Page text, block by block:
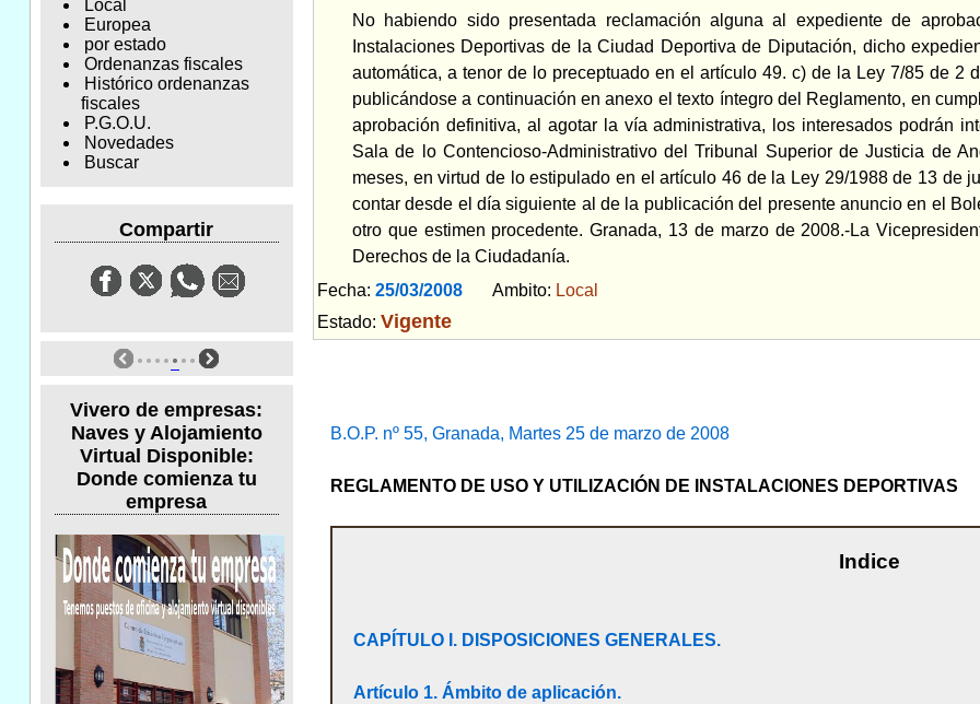
Local
Europea
por estado
Ordenanzas fiscales
Histórico ordenanzas
fiscales
P.G.O.U.
Novedades
Buscar
Compartir
Vivero de empresas:
Naves y Alojamiento
Virtual Disponible:
Donde comienza tu
empresa
No habiendo sido presentada reclamación alguna al expediente de
Instalaciones Deportivas de la Ciudad Deportiva de Diputación, dicho
automática, a tenor de lo preceptuado en el artículo 49. c) de la Ley 7/85 de 2
publicándose a continuación en anexo el texto íntegro del Reglamento, en
aprobación definitiva, al agotar la vía administrativa, los interesados podrán
Sala de lo Contencioso-Administrativo del Tribunal Superior de Justicia de
meses, en virtud de lo estipulado en el artículo 46 de la Ley 29/1988 de 13 de
contar desde el día siguiente al de la publicación del presente anuncio en el
otro que estimen procedente. Granada, 13 de marzo de 2008.-La
Derechos de la Ciudadanía.
Fecha: 25/03/2008Ambito: Local
Estado: Vigente
B.O.P. nº 55, Granada, Martes 25 de marzo de 2008
REGLAMENTO DE USO Y UTILIZACIÓN DE INSTALACIONES DEPORTIVAS
Indice
CAPÍTULO I. DISPOSICIONES GENERALES.
Artículo 1. Ámbito de aplicación.